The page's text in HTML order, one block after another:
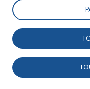
Mai 2024 (2)
Avril 2024 (3)
Mars 2024 (1)
Février 2024 (1)